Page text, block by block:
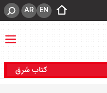
EN
AR
کتاب شرق